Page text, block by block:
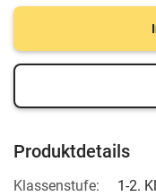
Produktdetails
Klassenstufe:
1-2.